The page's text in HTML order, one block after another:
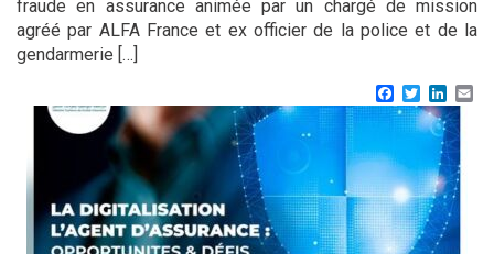
fraude en assurance animée par un chargé de mission
agréé par ALFA France et ex officier de la police et de la
gendarmerie […]
Facebook
Twitter